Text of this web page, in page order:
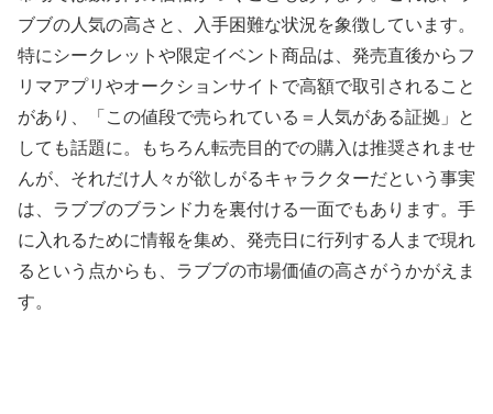
ブブの人気の高さと、入手困難な状況を象徴しています。
特にシークレットや限定イベント商品は、発売直後からフ
リマアプリやオークションサイトで高額で取引されること
があり、「この値段で売られている＝人気がある証拠」と
しても話題に。もちろん転売目的での購入は推奨されませ
んが、それだけ人々が欲しがるキャラクターだという事実
は、ラブブのブランド力を裏付ける一面でもあります。手
に入れるために情報を集め、発売日に行列する人まで現れ
るという点からも、ラブブの市場価値の高さがうかがえま
す。